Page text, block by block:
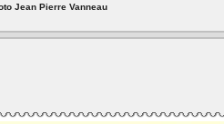
Jean Pierre Vanneau